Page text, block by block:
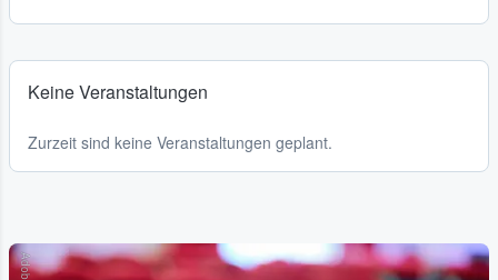
Keine Veranstaltungen
Zurzeit sind keine Veranstaltungen geplant.